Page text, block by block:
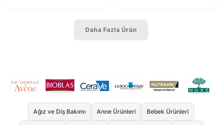
Daha Fazla Ürün
Ağız ve Diş Bakımı Anne Ürünleri Bebek Ürünleri